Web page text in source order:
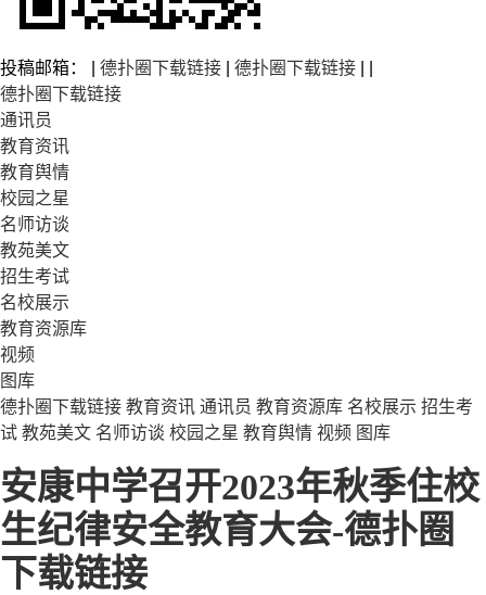
投稿邮箱： | 德扑圈下载链接 德扑圈下载链接
德扑圈下载链接
通讯员
教育资讯
教育舆情
校园之星
名师访谈
教苑美文
招生考试
名校展示
教育资源库
视频
图库
德扑圈下载链接 教育资讯 通讯员 教育资源库 名校展示 招生考
试 教苑美文 名师访谈 校园之星 教育舆情 视频 图库
安康中学召开2023年秋季住校
生纪律安全教育大会-德扑圈
下载链接